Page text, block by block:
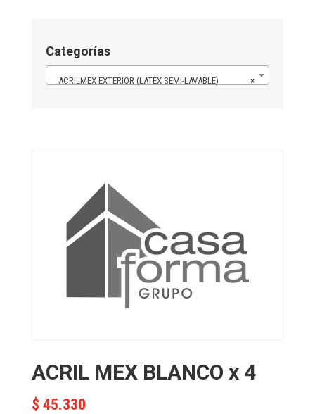
Categorías
×
ACRILMEX EXTERIOR (LATEX SEMI-LAVABLE)
ACRIL MEX BLANCO x 4
$ 45.330